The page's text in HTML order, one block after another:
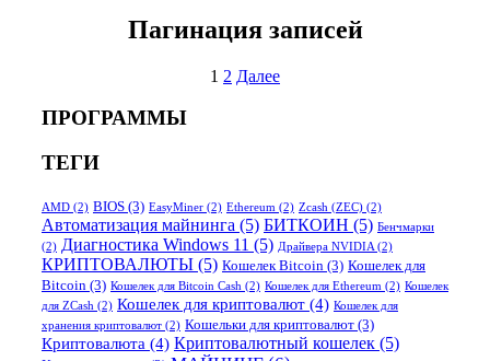
Пагинация записей
1 2 Далее
ПРОГРАММЫ
ТЕГИ
AMD (2) BIOS (3) EasyMiner (2) Ethereum (2) Zcash (ZEC) (2)
Автоматизация майнинга (5) БИТКОИН (5) Бенчмарки
(2) Диагностика Windows 11 (5) Драйвера NVIDIA (2)
КРИПТОВАЛЮТЫ (5) Кошелек Bitcoin (3) Кошелек для
Bitcoin (3) Кошелек для Bitcoin Cash (2) Кошелек для Ethereum (2) Кошелек
для ZCash (2) Кошелек для криптовалют (4) Кошелек для
хранения криптовалют (2) Кошельки для криптовалют (3)
Криптовалюта (4) Криптовалютный кошелек (5)